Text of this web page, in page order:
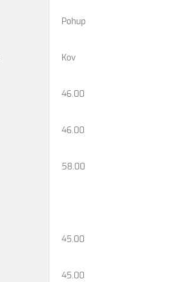
Pohup
Kov
46.00
46.00
58.00
45.00
45.00